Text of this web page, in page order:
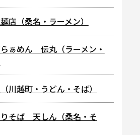
店（桑名・ラーメン）
ぁめん 伝丸（ラーメン・
川越町・うどん・そば）
そば 天しん（桑名・そ